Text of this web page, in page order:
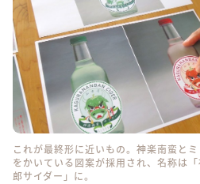
これが最終形に近いもの。神楽南蛮と
をかいている図案が採用され、名称は
郎サイダー」に。